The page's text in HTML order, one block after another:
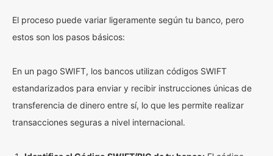
El proceso puede variar ligeramente según tu banco, pero
estos son los pasos básicos:
En un pago SWIFT, los bancos utilizan códigos SWIFT
estandarizados para enviar y recibir instrucciones únicas de
transferencia de dinero entre sí, lo que les permite realizar
transacciones seguras a nivel internacional.